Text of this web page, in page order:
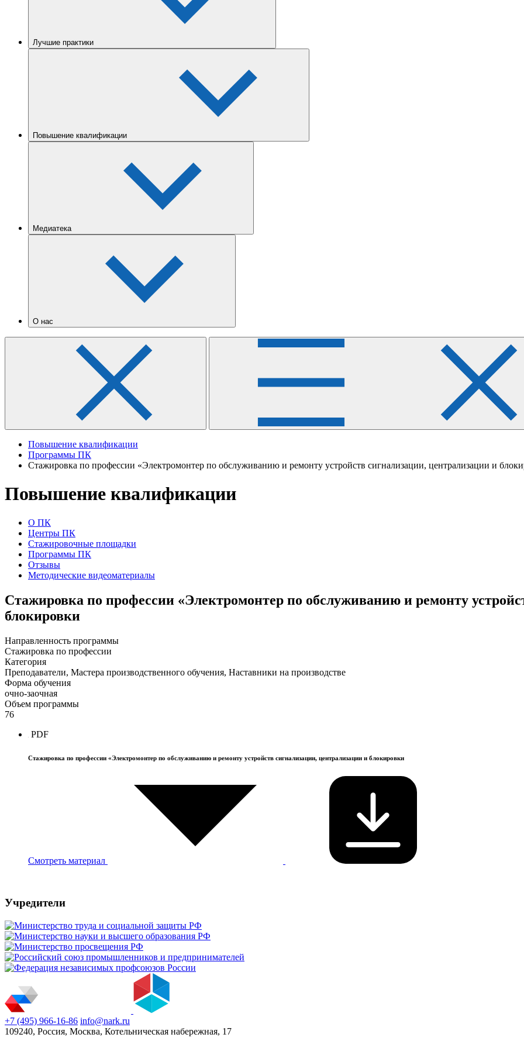
Лучшие практики
Повышение квалификации
Медиатека
О нас
Повышение квалификации
Программы ПК
Стажировка по профессии «Электромонтер по обслуживанию и ремонту устройств сигнализации, централизации и
Повышение квалификации
О ПК
Центры ПК
Стажировочные площадки
Программы ПК
Отзывы
Методические видеоматериалы
Стажировка по профессии «Электромонтер по обслуживанию и ремонту
блокировки
Направленность программы
Стажировка по профессии
Категория
Преподаватели, Мастера производственного обучения, Наставники на производстве
Форма обучения
очно-заочная
Объем программы
76
PDF
Стажировка по профессии «Электромонтер по обслуживанию и ремонту устройств сигнализации, централизации и блокировки
Смотреть материал
Учредители
+7 (495) 966-16-86 info@nark.ru
109240, Россия, Москва, Котельническая набережная, 17